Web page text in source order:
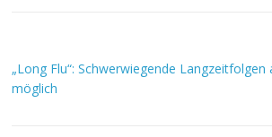
„Long Flu“: Schwerwiegende Langzeitfolgen
möglich